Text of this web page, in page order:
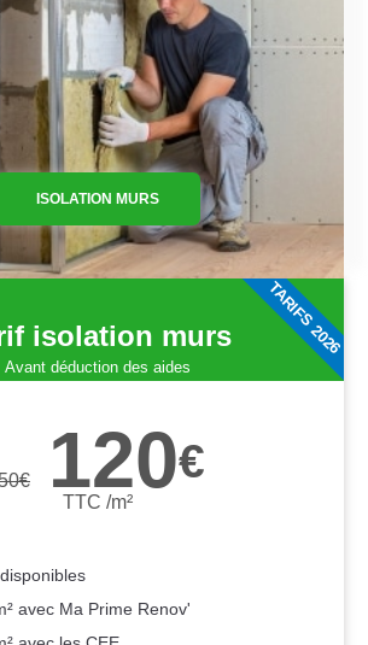
ISOLATION MURS
isolation murs
Avant déduction des aides
€ 120€
TTC /m²
avec Ma Prime Renov'
TARIFS 2026